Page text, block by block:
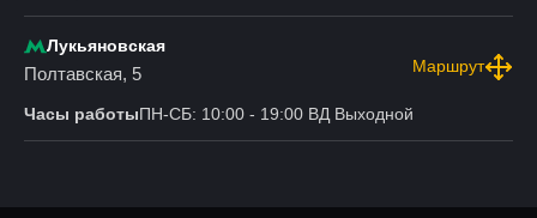
Лукьяновская
Полтавская, 5 Маршрут
Часы работыПН-СБ: 10:00 - 19:00 ВД Выходной